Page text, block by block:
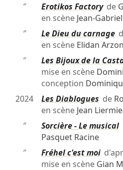
″
Erotikos Factoryde
en scène Jean-
″
Le Dieu du carnage
en scène Elidan
″
Les Bijoux de la
mise en scène
conception
2024
Les Diablogues de
en scène Jean
″
Sorcière - Le musical
Pasquet Racine
″
Fréhel c'est moi
mise en scène Gian